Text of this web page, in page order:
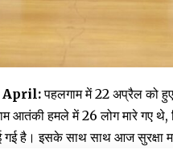
April:पहलगाम में 22 अप्रैल को
हमले में 26 लोग मारे गए थे,
है। इसके साथ साथ आज सुरक्षा